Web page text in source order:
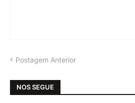
Postagem Anterior
NOS SEGUE